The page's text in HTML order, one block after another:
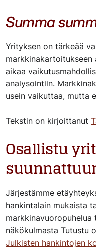
Summa
Yrityksen on tärkeää
markkinakartoitukseen
aikaa
analysointiin.
usein vaikuttaa, mutta
Tekstin on kirjoittanut
Osallistu
Järjestämme
hankintalain mukaista
näkökulmasta Tutustu
Julkisten hankintojen